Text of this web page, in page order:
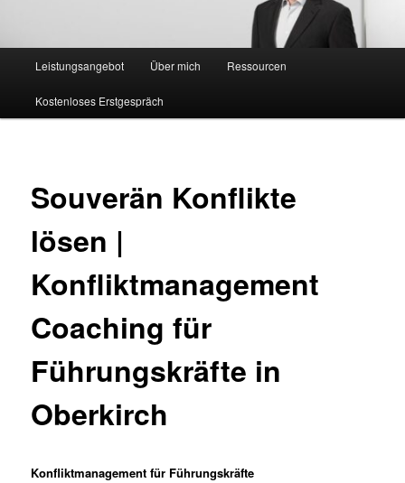
Leistungsangebot Über mich Ressourcen
Kostenloses Erstgespräch
Souverän Konflikte
lösen |
Konfliktmanagement
Coaching für
Führungskräfte in
Oberkirch
Konfliktmanagement für Führungskräfte